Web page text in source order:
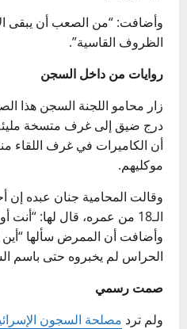
وأضافت: “من الصعب أن يبقى
الظروف القاسية”.
روايات من داخل السجن
زار محامو اللجنة السجن هذا
درج ضيق إلى غرف متسخة مليئة
أن الكاميرات في غرف اللقاء
موكليهم.
وقالت المحامية جنان عبده إن
الـ18 من عمره، قال لها:
وأضافت أن الممرض سألها “أين
الحراس لم يخبروه حتى باسم
صمت رسمي
ولم ترد مصلحة السجون